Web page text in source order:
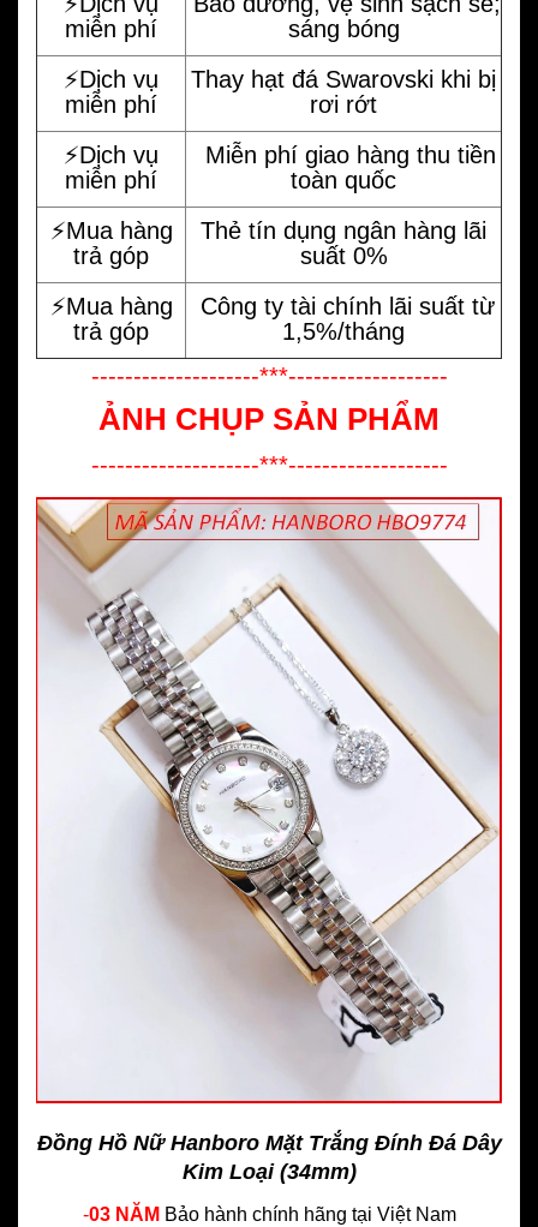
miễn phí
sáng bóng
⚡️Dịch vụ
miễn phí
Thay hạt đá Swarovski khi bị
rơi rớt
⚡️Dịch vụ
miễn phí
Miễn phí giao hàng thu tiền
toàn quốc
⚡️Mua hàng
trả góp
Thẻ tín dụng ngân hàng lãi
suất 0%
⚡️Mua hàng
trả góp
Công ty tài chính lãi suất từ
1,5%/tháng
--------------------***-------------------
ẢNH CHỤP SẢN PHẨM
--------------------***-------------------
Đồng Hồ Nữ Hanboro Mặt Trắng Đính Đá Dây
Kim Loại (34mm)
-03 NĂM Bảo hành chính hãng tại Việt Nam